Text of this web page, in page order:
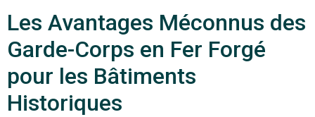
Les Avantages Méconnus des
Garde-Corps en Fer Forgé
pour les Bâtiments
Historiques